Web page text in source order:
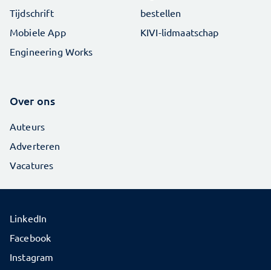
Tijdschrift
Mobiele App
Engineering Works
bestellen
KIVI-lidmaatschap
Over ons
Auteurs
Adverteren
Vacatures
LinkedIn
Facebook
Instagram